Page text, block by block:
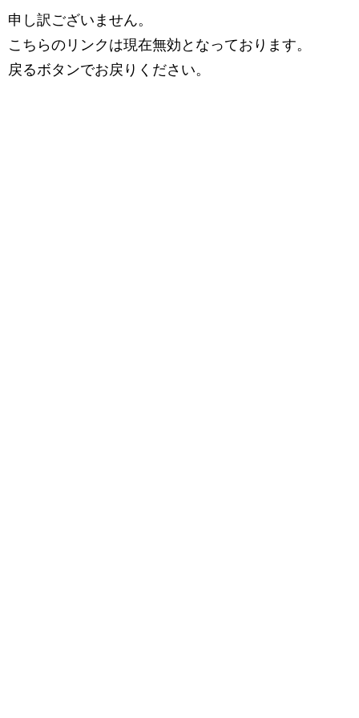
申し訳ございません。
こちらのリンクは現在無効となっております。
戻るボタンでお戻りください。